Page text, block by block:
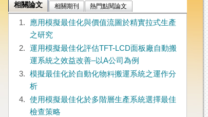
相關論文 相關期刊 熱門點閱論文
1.
應用模擬最佳化與價值流圖於精實拉式生產
之研究
2.
運用模擬最佳化評估TFT-LCD面板廠自動搬
運系統之效益改善–以A公司為例
3.
模擬最佳化於自動化物料搬運系統之運作分
析
4.
使用模擬最佳化於多階層生產系統選擇最佳
檢查策略